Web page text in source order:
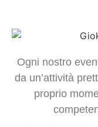
Ogni nostro
da un’attività
proprio